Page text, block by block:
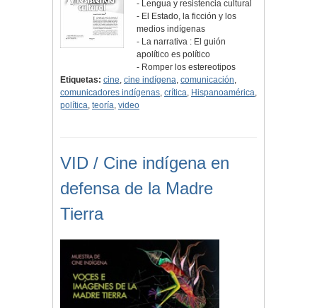
- Lengua y resistencia cultural
- El Estado, la ficción y los
medios indígenas
- La narrativa : El guión
apolítico es político
- Romper los estereotipos
Etiquetas: cine, cine indígena, comunicación,
comunicadores indígenas, crítica, Hispanoamérica,
política, teoría, video
VID / Cine indígena en
defensa de la Madre
Tierra